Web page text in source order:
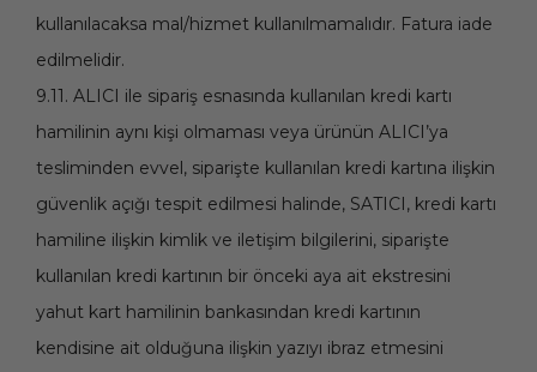
kullanılacaksa mal/hizmet kullanılmamalıdır. Fatura iade
edilmelidir.
9.11. ALICI ile sipariş esnasında kullanılan kredi kartı
hamilinin aynı kişi olmaması veya ürünün ALICI’ya
tesliminden evvel, siparişte kullanılan kredi kartına ilişkin
güvenlik açığı tespit edilmesi halinde, SATICI, kredi kartı
hamiline ilişkin kimlik ve iletişim bilgilerini, siparişte
kullanılan kredi kartının bir önceki aya ait ekstresini
yahut kart hamilinin bankasından kredi kartının
kendisine ait olduğuna ilişkin yazıyı ibraz etmesini